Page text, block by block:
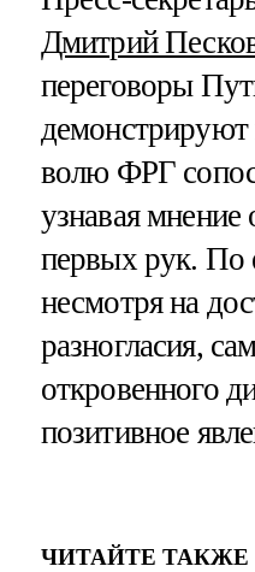
Дмитрий
переговоры
волю ФРГ
узнавая мнение
первых рук. По
несмотря на
разногласия,
откровенного
позитивное
ЧИТАЙТЕ ТАКЖЕ